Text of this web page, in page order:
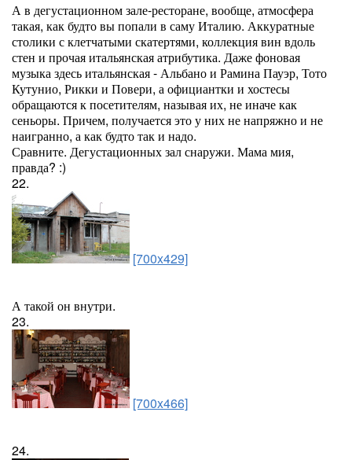
А в дегустационном зале-ресторане, вообще, атмосфера
такая, как будто вы попали в саму Италию. Аккуратные
столики с клетчатыми скатертями, коллекция вин вдоль
стен и прочая итальянская атрибутика. Даже фоновая
музыка здесь итальянская - Альбано и Рамина Пауэр, Тото
Кутунио, Рикки и Повери, а официантки и хостесы
обращаются к посетителям, называя их, не иначе как
сеньоры. Причем, получается это у них не напряжно и не
наигранно, а как будто так и надо.
Сравните. Дегустационных зал снаружи. Мама мия,
правда? :)
22.
[700x429]
А такой он внутри.
23.
[700x466]
24.